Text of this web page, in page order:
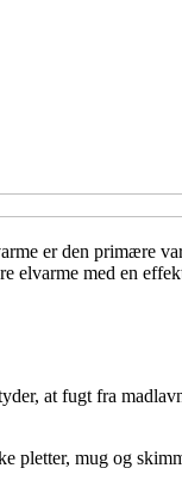
er den primære
elvarme med en
at fugt fra
pletter, mug og